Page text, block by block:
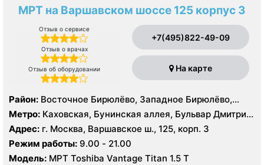
МРТ на Варшавском шоссе 125 корпус 3
Отзыв о сервисе
Отзыв о врачах
Отзыв об оборудовании
+7(495)822-49-09
На карте
Район: Восточное Бирюлёво, Западное Бирюлёво,
Москворечье-Сабурово, Северное Чертаново,
Центральное Чертаново, Южное Чертаново , Южное
Чертаново , Зюзино, Северное Бутово, Южное Бутово
Метро: Каховская, Бунинская аллея, Бульвар Дмитрия
Донского, Бульвар Адмирала Ушакова, Аннино ,
Пражская, Севастопольская, Улица Академика
Янгеля, Улица Горчакова, Улица Скобелевская, Улица
Старокачаловская, Чертановская, Южная
Адрес: г. Москва, Варшавское ш., 125, корп. 3
Режим работы: 9.00 - 21.00
Модель: МРТ Toshiba Vantage Titan 1.5 Т